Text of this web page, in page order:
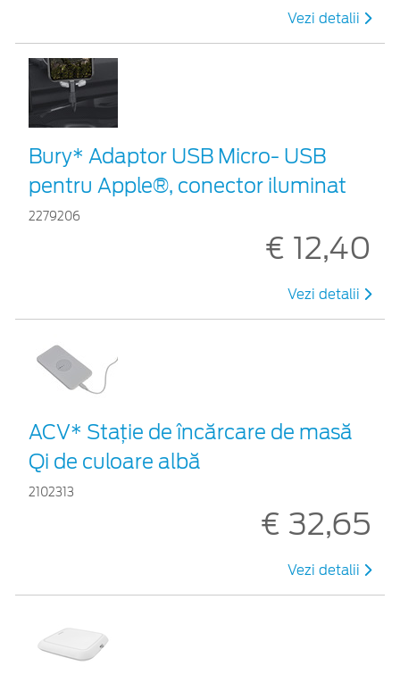
Vezi detalii
Bury* Adaptor USB Micro- USB
pentru Apple®, conector iluminat
2279206
€ 12,40
Vezi detalii
ACV* Stație de încărcare de masă
Qi de culoare albă
2102313
€ 32,65
Vezi detalii